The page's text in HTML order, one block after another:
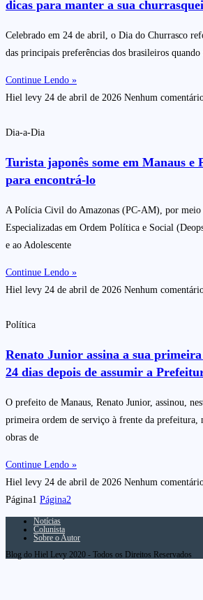
dicas para manter a sua
Celebrado em 24 de abril, o Dia do Churrasco
das principais preferências dos brasileiros
Continue Lendo »
Hiel levy 24 de abril de 2026 Nenhum
Dia-a-Dia
Turista japonês some em Manaus e
para encontrá-lo
A Polícia Civil do Amazonas (PC-AM), por meio
Especializadas em Ordem Política e Social
e ao Adolescente
Continue Lendo »
Hiel levy 24 de abril de 2026 Nenhum
Política
Renato Junior assina a sua
24 dias depois de assumir a
O prefeito de Manaus, Renato Junior, assinou,
primeira ordem de serviço à frente da prefeitura,
obras de
Continue Lendo »
Hiel levy 24 de abril de 2026 Nenhum
Página1 Página2
Notícias
Colunista
Sobre o Autor
Blog do Hiel Levy 2020 - Todos os Direitos Reservados